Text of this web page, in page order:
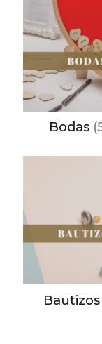
Bodas
Bautizos